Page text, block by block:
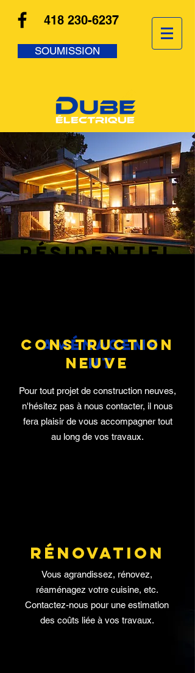
418 230-6237
SOUMISSION
aménageme
nt
construction
neuve
Pour tout projet de construction neuves,
n'hésitez pas à nous contacter, il nous
fera plaisir de vous accompagner tout
au long de vos travaux.
rénovation
Vous agrandissez, rénovez,
réaménagez votre cuisine, etc.
Contactez-nous pour une estimation
des coûts liée à vos travaux.
résidentiel